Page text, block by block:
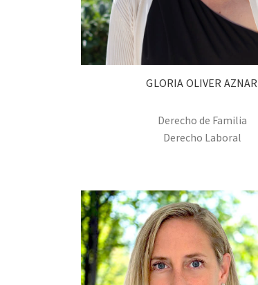
GLORIA OLIVER AZNAR
Derecho de Familia
Derecho Laboral